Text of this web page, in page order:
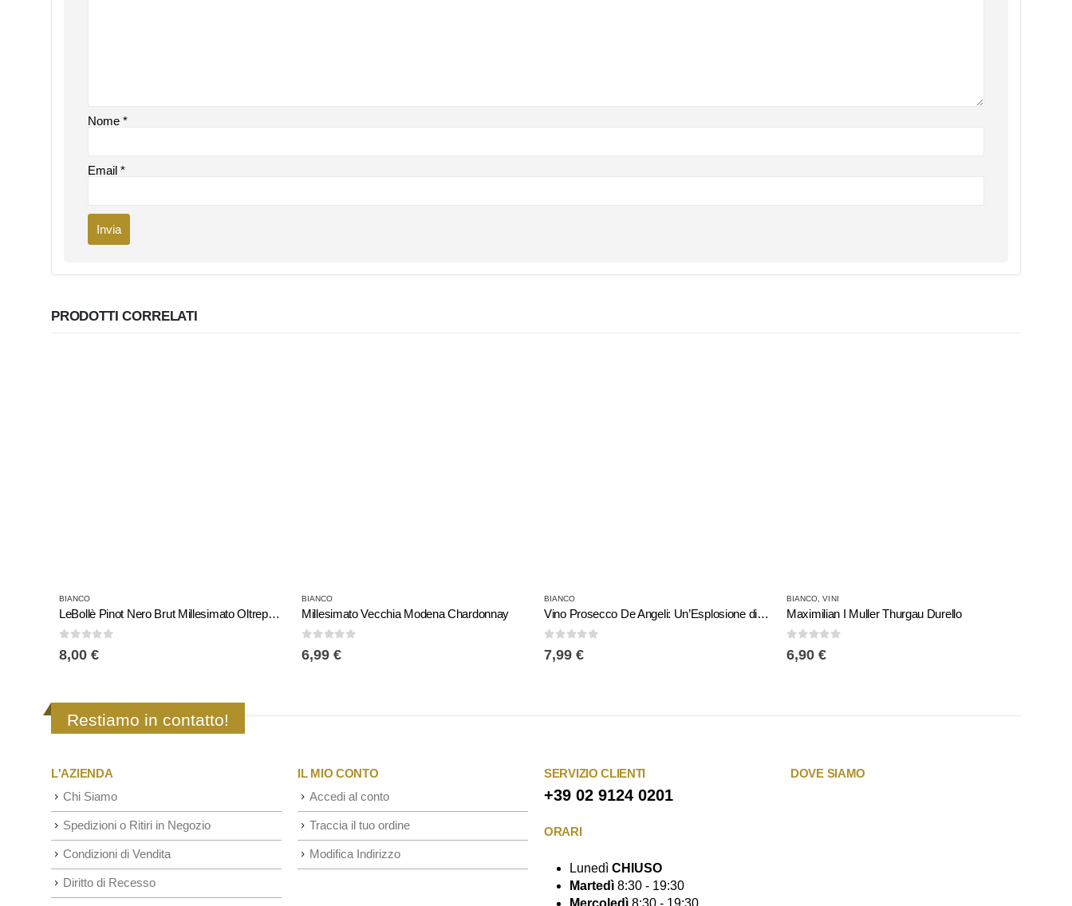
Nome *
Email *
PRODOTTI CORRELATI
BIANCO
LeBollè Pinot Nero Brut Millesimato Oltrepò Pavese
8,00 €
BIANCO
Millesimato Vecchia Modena Chardonnay
6,99 €
BIANCO
Vino Prosecco De Angeli: Un’Esplosione di Freschezza e Eleganza
7,99 €
BIANCO ,VINI
Maximilian I Muller Thurgau Durello
6,90 €
Restiamo in contatto!
L'AZIENDA
Chi Siamo
Spedizioni o Ritiri in Negozio
Condizioni di Vendita
Diritto di Recesso
IL MIO CONTO
Accedi al conto
Traccia il tuo ordine
Modifica Indirizzo
SERVIZIO CLIENTI
+39 02 9124 0201
ORARI
Lunedì CHIUSO
Martedì 8:30 - 19:30
DOVE SIAMO